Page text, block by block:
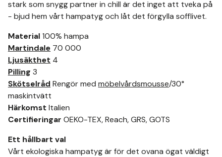
stark som snygg partner in chill är det inget att tveka på
- bjud hem vårt hampatyg och låt det förgylla sofflivet.
Material100% hampa
Martindale 70 000
Ljusäkthet 4
Pilling 3
Skötselråd Rengör med möbelvårdsmousse/30°
maskintvätt
Härkomst Italien
Certifieringar OEKO-TEX, Reach, GRS, GOTS
Ett hållbart val
Vårt ekologiska hampatyg är för det ovana ögat väldigt